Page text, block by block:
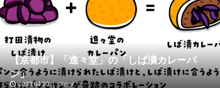
【京都市】「進々堂」の「しば漬カレーパ
ン」
2023.04.20 グルメ